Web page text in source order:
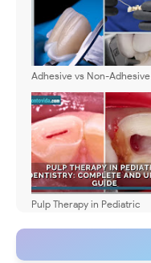
Adhesive vs Non-Adhesive
Differences
Pulp Therapy in Pediatric
Updated Guide